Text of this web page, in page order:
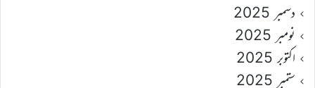
دسمبر 2025
نومبر 2025
اکتوبر 2025
ستمبر 2025